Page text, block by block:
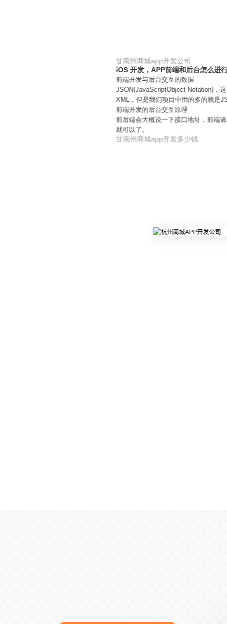
甘南州商城app开发公司
iOS 开发，APP前端和后台怎么进
前端开发与后台交互的数据
JSON(JavaScriptObject Notation)，
XML，但是我们项目中用的多的就是
前端开发的后台交互原理
前后端会大概说一下接口地址，前端
就可以了。
甘南州商城app开发多少钱